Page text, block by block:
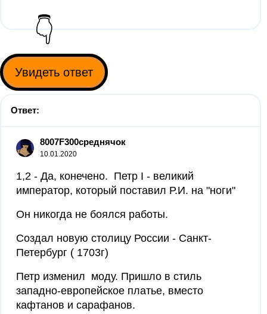
👇
Увидеть ответ
Ответ:
8007F300среднячок
10.01.2020
1,2 - Да, конечено. Петр I - великий
император, который поставил Р.И. на "ноги"
Он никогда не боялся работы.
Создал новую столицу России - Санкт-
Петербург ( 1703г)
Петр изменил моду. Пришло в стиль
западно-европейское платье, вместо
кафтанов и сарафанов.